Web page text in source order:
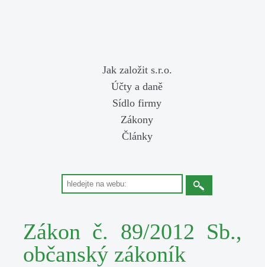
Jak založit s.r.o.
Účty a daně
Sídlo firmy
Zákony
Články
Zákon č. 89/2012 Sb.,
občanský zákoník